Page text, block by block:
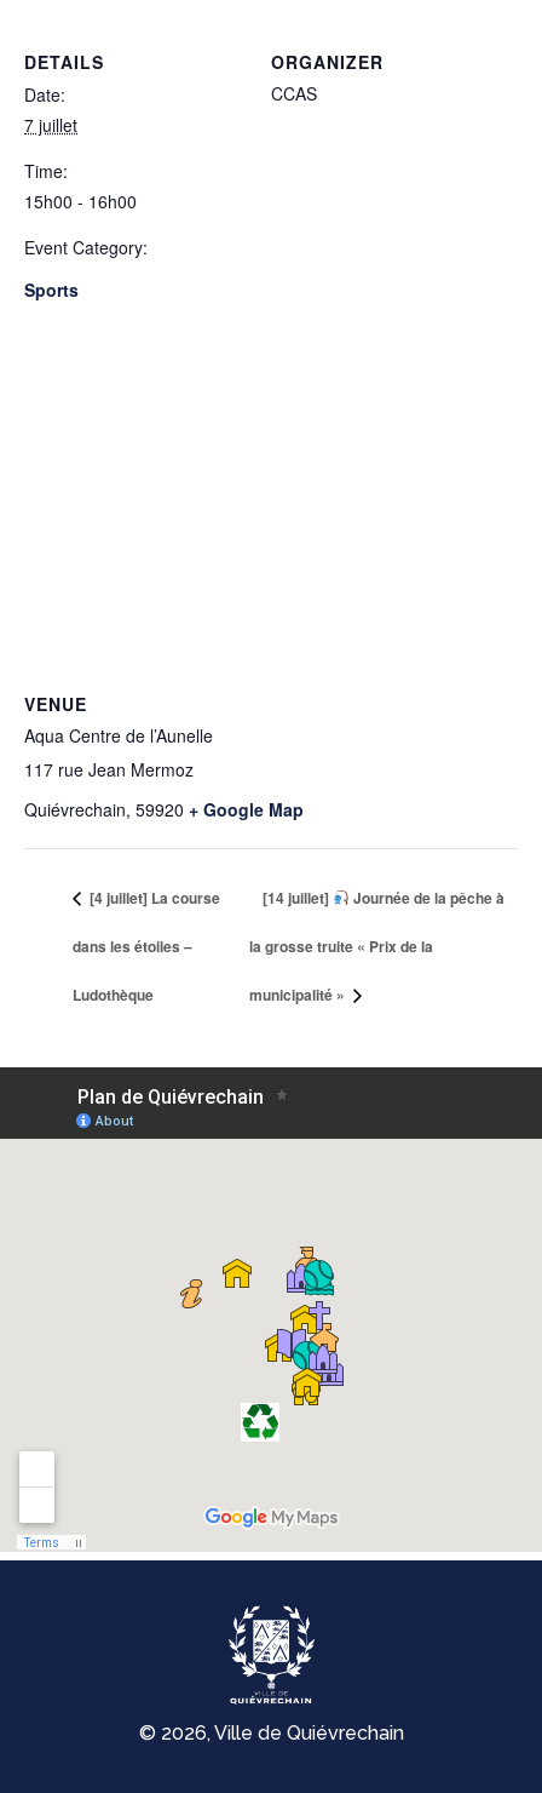
DETAILS
Date:
7 juillet
Time:
15h00 - 16h00
Event Category:
Sports
ORGANIZER
CCAS
VENUE
Aqua Centre de l’Aunelle
117 rue Jean Mermoz
Quiévrechain, 59920 + Google Map
[4 juillet] La course
dans les étoiles –
Ludothèque
[14 juillet] Journée de la pêche à
la grosse truite « Prix de la
municipalité »
© 2026, Ville de Quiévrechain